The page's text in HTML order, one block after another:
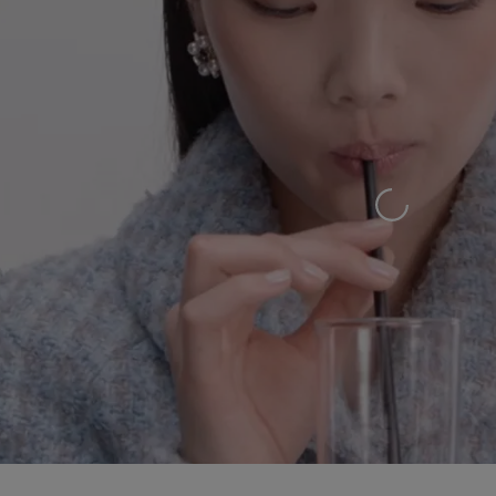
Laden